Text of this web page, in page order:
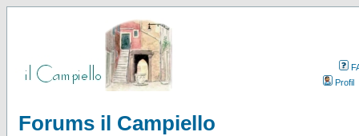
Profil
Forums il Campiello